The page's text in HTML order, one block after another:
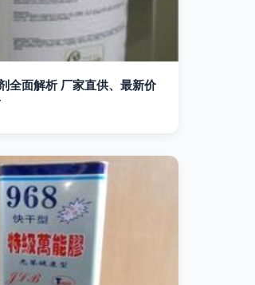
全面解析 厂家直供、最新价